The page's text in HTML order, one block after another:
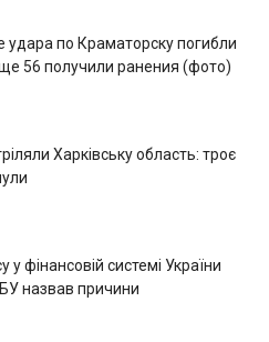
удара по Краматорску погибли
56 получили ранения (фото)
Харківську область: троє
у фінансовій системі України
назвав причини